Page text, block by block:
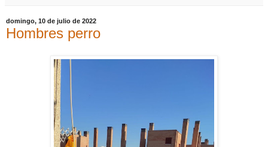
domingo, 10 de julio de 2022
Hombres perro